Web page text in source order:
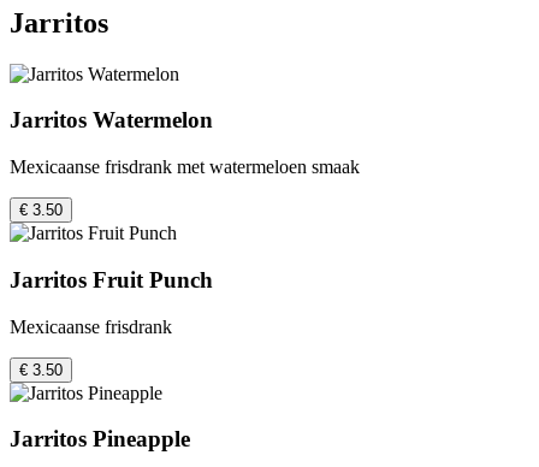
Jarritos
Jarritos Watermelon
Mexicaanse frisdrank met watermeloen smaak
€ 3.50
Jarritos Fruit Punch
Mexicaanse frisdrank
€ 3.50
Jarritos Pineapple